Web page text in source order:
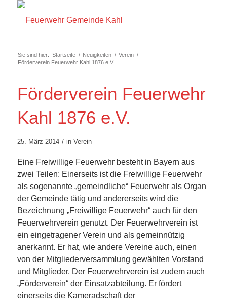
Sie sind hier: Startseite / Neuigkeiten / Verein /
Förderverein Feuerwehr Kahl 1876 e.V.
Förderverein Feuerwehr
Kahl 1876 e.V.
25. März 2014 / in Verein
Eine Freiwillige Feuerwehr besteht in Bayern aus
zwei Teilen: Einerseits ist die Freiwillige Feuerwehr
als sogenannte „gemeindliche“ Feuerwehr als Organ
der Gemeinde tätig und andererseits wird die
Bezeichnung „Freiwillige Feuerwehr“ auch für den
Feuerwehrverein genutzt. Der Feuerwehrverein ist
ein eingetragener Verein und als gemeinnützig
anerkannt. Er hat, wie andere Vereine auch, einen
von der Mitgliederversammlung gewählten Vorstand
und Mitglieder. Der Feuerwehrverein ist zudem auch
„Förderverein“ der Einsatzabteilung. Er fördert
einerseits die Kameradschaft der